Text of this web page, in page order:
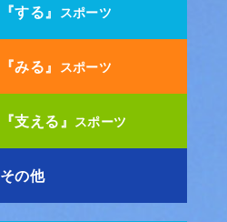
『する』 スポーツ
『みる』 スポーツ
『支える』 スポーツ
その他